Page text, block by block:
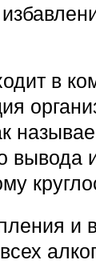
в
вывода
и